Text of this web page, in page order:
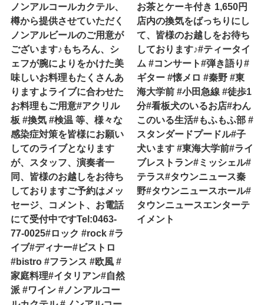
ノンアルコールカクテル、
樽から提供させていただく
ノンアルビールのご用意が
ございます♪もちろん、シ
ェフが腕によりをかけた美
味しいお料理もたくさんあ
りますよライブに合わせた
お料理もご用意#アクリル
板 #換気 #検温 等、様々な
感染症対策を皆様にお願い
してのライブとなります
が、スタッフ、演奏者一
同、皆様のお越しをお待ち
しておりますご予約はメッ
セージ、コメント、お電話
にて受付中ですTel:0463-
77-0025#ロック #rock #ラ
イブ#ディナー#ビストロ
#bistro #フランス #欧風 #
家庭料理#イタリアン#自然
派 #ワイン #ノンアルコー
お茶とケーキ付き 1,650円
店内の換気をばっちりにし
て、皆様のお越しをお待ち
しております♪#ティータイ
ム #コンサート#弾き語り#
ギター #懐メロ #秦野 #東
海大学前 #小田急線 #徒歩1
分#看板犬のいるお店#わん
このいる生活#もふもふ部 #
スタンダードプードル#子
犬います #東海大学前#ライ
ブレストラン#ミッシェル#
テラス#タウンニュース秦
野#タウンニュースホール#
タウンニュースエンターテ
イメント